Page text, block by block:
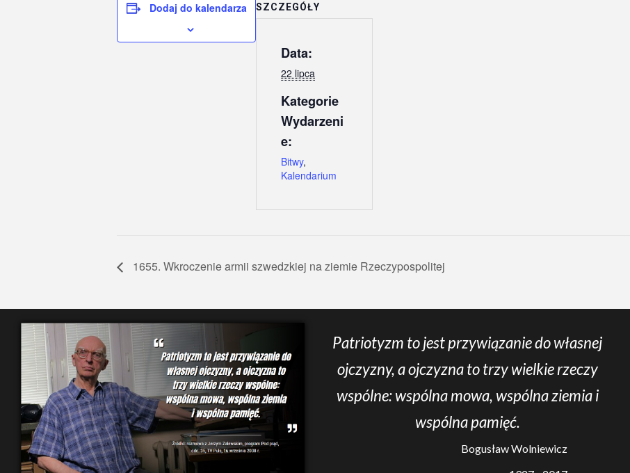
Dodaj do kalendarza SZCZEGÓŁY
Data:
22 lipca
Kategorie
Wydarzeni
e:
Bitwy,
Kalendarium
1655. Wkroczenie armii szwedzkiej na ziemie Rzeczypospolitej
Patriotyzm to jest przywiązanie do własnej
ojczyzny, a ojczyzna to trzy wielkie rzeczy
wspólne: wspólna mowa, wspólna ziemia i
wspólna pamięć.
Bogusław Wolniewicz